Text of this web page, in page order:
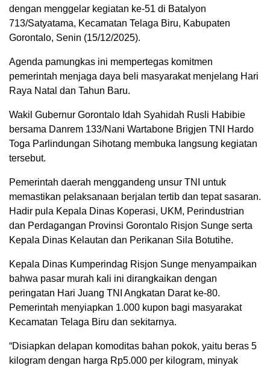
dengan menggelar kegiatan ke-51 di Batalyon
713/Satyatama, Kecamatan Telaga Biru, Kabupaten
Gorontalo, Senin (15/12/2025).
Agenda pamungkas ini mempertegas komitmen
pemerintah menjaga daya beli masyarakat menjelang Hari
Raya Natal dan Tahun Baru.
Wakil Gubernur Gorontalo Idah Syahidah Rusli Habibie
bersama Danrem 133/Nani Wartabone Brigjen TNI Hardo
Toga Parlindungan Sihotang membuka langsung kegiatan
tersebut.
Pemerintah daerah menggandeng unsur TNI untuk
memastikan pelaksanaan berjalan tertib dan tepat sasaran.
Hadir pula Kepala Dinas Koperasi, UKM, Perindustrian
dan Perdagangan Provinsi Gorontalo Risjon Sunge serta
Kepala Dinas Kelautan dan Perikanan Sila Botutihe.
Kepala Dinas Kumperindag Risjon Sunge menyampaikan
bahwa pasar murah kali ini dirangkaikan dengan
peringatan Hari Juang TNI Angkatan Darat ke-80.
Pemerintah menyiapkan 1.000 kupon bagi masyarakat
Kecamatan Telaga Biru dan sekitarnya.
“Disiapkan delapan komoditas bahan pokok, yaitu beras 5
kilogram dengan harga Rp5.000 per kilogram, minyak